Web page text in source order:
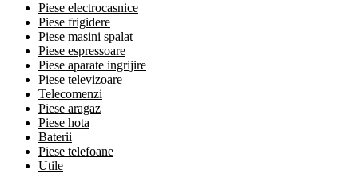
Piese electrocasnice
Piese frigidere
Piese masini spalat
Piese espressoare
Piese aparate ingrijire
Piese televizoare
Telecomenzi
Piese aragaz
Piese hota
Baterii
Piese telefoane
Utile